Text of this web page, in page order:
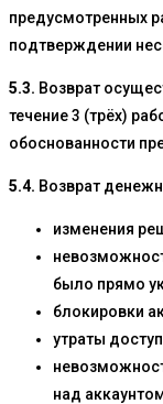
предусмотренных
подтверждении
5.3. Возврат
течение 3 (трёх)
обоснованности
5.4. Возврат
изменения
было прямо
блокировки
утраты
над